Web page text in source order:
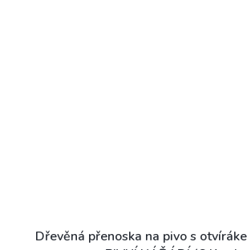
Dřevěná přenoska na pivo s